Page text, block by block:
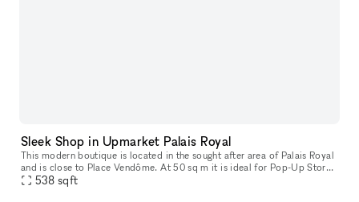
Sleek Shop in Upmarket Palais Royal
This modern boutique is located in the sought after area of Palais Royal
and is close to Place Vendôme. At 50 sq m it is ideal for Pop-Up Stores
538 sqft